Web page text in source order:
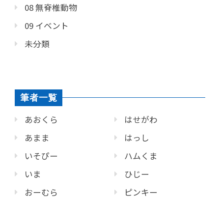
08 無脊椎動物
09 イベント
未分類
筆者一覧
あおくら
あまま
いそぴー
いま
おーむら
はせがわ
はっし
ハムくま
ひじー
ピンキー